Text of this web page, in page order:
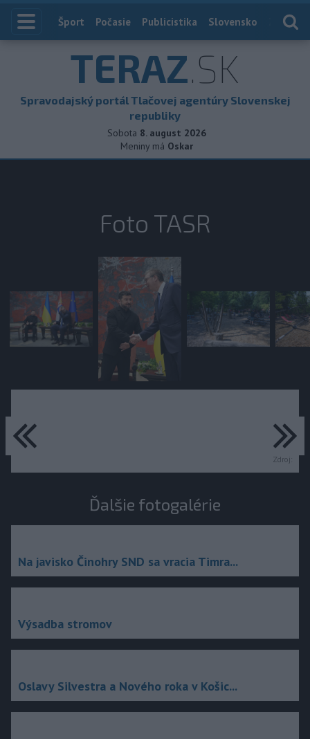
Index
Šport Počasie Publicistika Slovensko
TERAZ.SK
Spravodajský portál Tlačovej agentúry Slovenskej
republiky
Sobota 8. august 2026
Meniny má Oskar
Foto TASR
Zdroj:
predchádzajúce
Ďalšie fotogalérie
Na javisko Činohry SND sa vracia Timra...
Výsadba stromov
Oslavy Silvestra a Nového roka v Košic...